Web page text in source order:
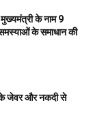
के नाम 9
समस्याओं के समाधान की
के जेवर और नकदी से